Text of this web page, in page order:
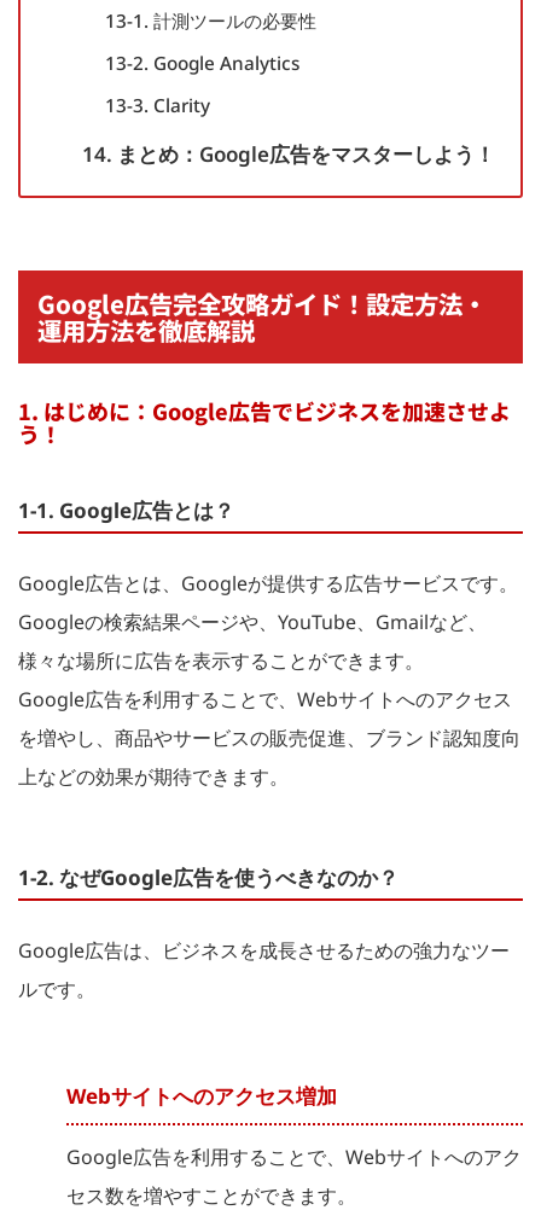
13-1. 計測ツールの必要性
13-2. Google Analytics
13-3. Clarity
14. まとめ：Google広告をマスターしよう！
Google広告完全攻略ガイド！設定方法・
運用方法を徹底解説
1. はじめに：Google広告でビジネスを加速させよ
う！
1-1. Google広告とは？
Google広告とは、Googleが提供する広告サービスです。
Googleの検索結果ページや、YouTube、Gmailなど、
様々な場所に広告を表示することができます。
Google広告を利用することで、Webサイトへのアクセス
を増やし、商品やサービスの販売促進、ブランド認知度向
上などの効果が期待できます。
1-2. なぜGoogle広告を使うべきなのか？
Google広告は、ビジネスを成長させるための強力なツー
ルです。
Webサイトへのアクセス増加
Google広告を利用することで、Webサイトへのアク
セス数を増やすことができます。